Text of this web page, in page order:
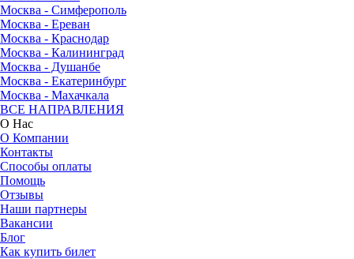
Москва - Симферополь
Москва - Ереван
Москва - Краснодар
Москва - Калининград
Москва - Душанбе
Москва - Екатеринбург
Москва - Махачкала
ВСЕ НАПРАВЛЕНИЯ
О Нас
О Компании
Контакты
Способы оплаты
Помощь
Отзывы
Наши партнеры
Вакансии
Блог
Как купить билет